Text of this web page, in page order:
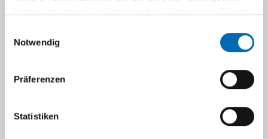
Notwendig
Präferenzen
Statistiken
stetes Streben nach Verbesserung unserer
eine offene und ehrliche Zusammenarbeit
der Mitarbeitenden untereinander und
die permanente Qualifikation,